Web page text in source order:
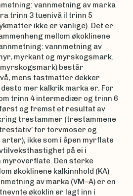
vannmetning av marka
trinn 3 tuenivå il trinn 5
ikke er vanlige). Det er
mellom økoklinene
vannmetning av
myrkant og myrskogsmark.
består
mens fastmatter dekker
mer kalkrik marka er. For
trinn 4 intermediær og trinn 6
og fremst et resultat av
trestammer (trestammene
for torvmoser og
ikke som i åpen myrflate
på ei i
Den sterke
økoklinene kalkinnhold (KA)
av marka (VM–A) er en
økoklin er lagt inn i